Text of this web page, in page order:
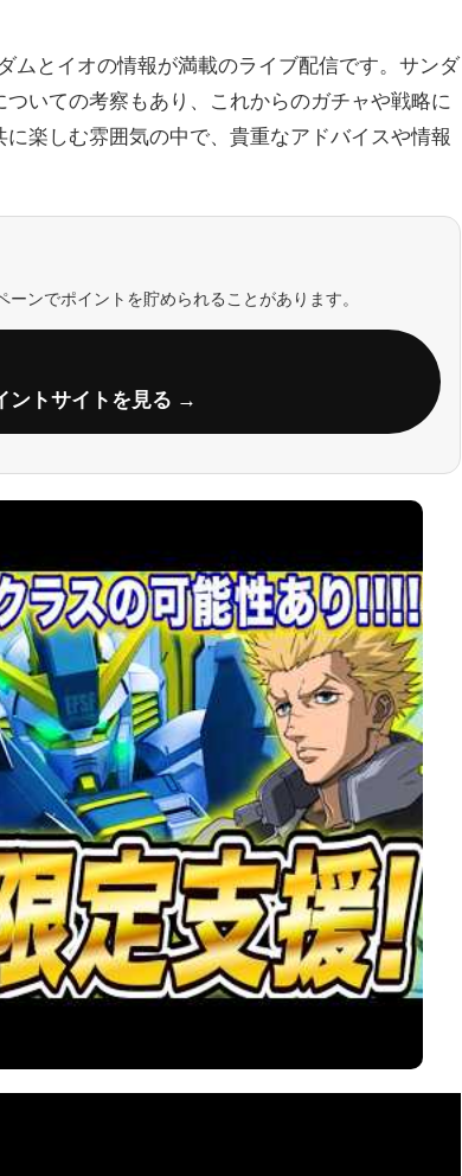
ムとイオの情報が満載のライブ配信です。サンダ
いての考察もあり、これからのガチャや戦略に
楽しむ雰囲気の中で、貴重なアドバイスや情報
ンでポイントを貯められることがあります。
ントサイトを見る →